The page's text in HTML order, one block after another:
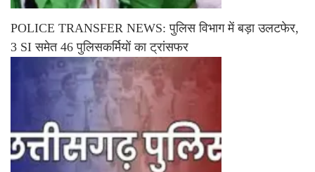
POLICE TRANSFER NEWS: पुलिस विभाग में बड़ा उलटफेर,
3 SI समेत 46 पुलिसकर्मियों का ट्रांसफर